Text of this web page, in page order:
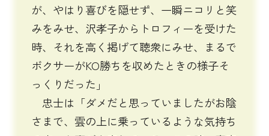
が、やはり喜びを隠せず、一瞬ニコリと笑
みをみせ、沢孝子からトロフィーを受けた
時、それを高く掲げて聴衆にみせ、まるで
ボクサーがKO勝ちを収めたときの様子そ
っくりだった」
忠士は「ダメだと思っていましたがお陰
さまで、雲の上に乗っているような気持ち